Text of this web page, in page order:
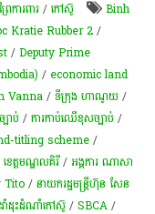
ព្រៃការពារ /​កៅស៊ូ​
Binh
Kratie Rubber 2 /
/Deputy Prime
/ economic land
Vanna /ទីក្រុង ហាណូយ /
ាប់ /ការកាប់ឈើខុសច្បាប់ /
titling scheme /
ខេត្ត​មណ្ឌលគិរី​/អង្គការ ណាសា
Tito /នាយករដ្ឋមន្ត្រីហ៊ុន សែន
ាំដុះ​ដំណាំ​​កៅស៊ូ​ /SBCA /